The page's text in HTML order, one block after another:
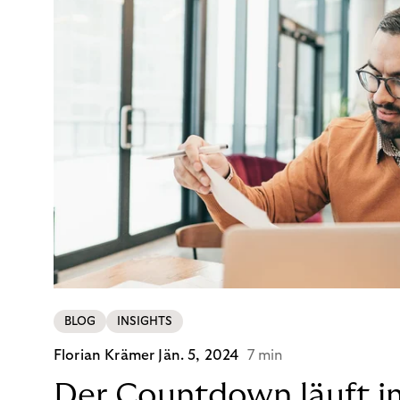
BLOG INSIGHTS
Florian Krämer Jän. 5, 2024 7 min